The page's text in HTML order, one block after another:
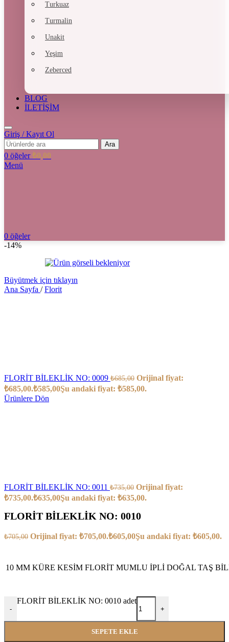
Turkuaz
Turmalin
Unakit
Yeşim
Zeberced
BLOG
İLETİŞİM
Giriş / Kayıt Ol
Ara
0 öğeler ₺0,00
Menü
0 öğeler
-14%
Büyütmek için tıklayın
Ana Sayfa / Florit
FLORİT BİLEKLİK NO: 0009 ₺685,00 Orijinal fiyat:
₺685,00.₺585,00Şu andaki fiyat: ₺585,00.
Ürünlere Dön
FLORİT BİLEKLİK NO: 0011 ₺735,00 Orijinal fiyat:
₺735,00.₺635,00Şu andaki fiyat: ₺635,00.
FLORİT BİLEKLİK NO: 0010
₺705,00 Orijinal fiyat: ₺705,00.₺605,00Şu andaki fiyat: ₺605,00.
10 MM KÜRE KESİM FLORİT MUMLU İPLİ DOĞAL TAŞ
-
FLORİT BİLEKLİK NO: 0010 adet
+
SEPETE EKLE